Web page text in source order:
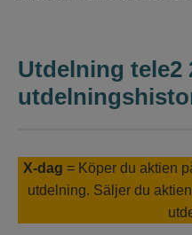
Utdelning tele2
X-dag = Köper du aktien
utdelning. Säljer du